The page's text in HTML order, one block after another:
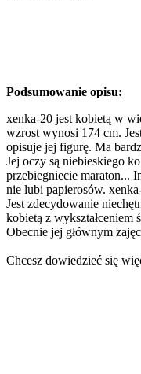
Podsumowanie opisu:
xenka-20 jest kobietą w
wzrost wynosi 174 cm.
opisuje jej figurę. Ma
Jej oczy są niebieskiego
przebiegniecie maraton...
nie lubi papierosów.
Jest zdecydowanie
kobietą z wykształceniem
Obecnie jej głównym
Chcesz dowiedzieć się